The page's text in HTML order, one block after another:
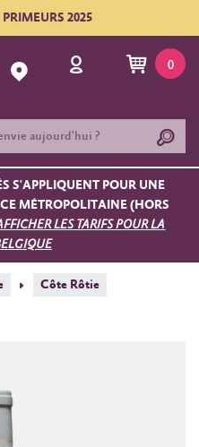
PRIMEURS 2025
0
S'APPLIQUENT POUR UNE
MÉTROPOLITAINE (HORS
LES TARIFS POUR LA
Côte Rôtie